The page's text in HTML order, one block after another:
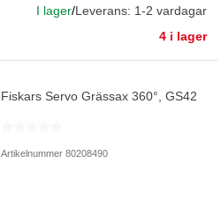
I lager/Leverans: 1-2 vardagar
4 i lager
Fiskars Servo Grässax 360°, GS42
Artikelnummer 80208490